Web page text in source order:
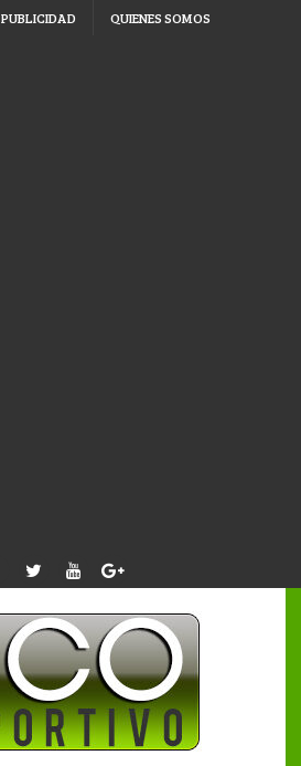
PUBLICIDAD QUIENES SOMOS